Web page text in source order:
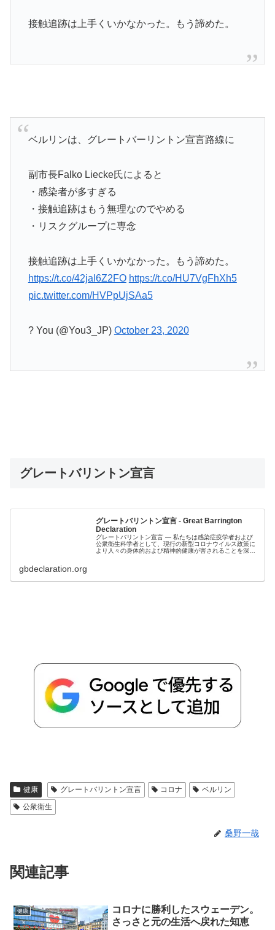
接触追跡は上手くいかなかった。もう諦めた。
ベルリンは、グレートバーリントン宣言路線に
副市長Falko Liecke氏によると
・感染者が多すぎる
・接触追跡はもう無理なのでやめる
・リスクグループに専念
接触追跡は上手くいかなかった。もう諦めた。
https://t.co/42jal6Z2FO https://t.co/HU7VgFhXh5
pic.twitter.com/HVPpUjSAa5
? You (@You3_JP) October 23, 2020
グレートバリントン宣言
グレートバリントン宣言 - Great Barrington
Declaration
グレートバリントン宣言 ― 私たちは感染症疫学者および
公衆衛生科学者として、現行の新型コロナウイルス政策に
より人々の身体的および精神的健康が害されることを深刻
gbdeclaration.org
健康 グレートバリントン宣言 コロナ
ベルリン
公衆衛生
桑野一哉
関連記事
健康
コロナに勝利したスウェーデン。
さっさと元の生活へ戻れた知恵